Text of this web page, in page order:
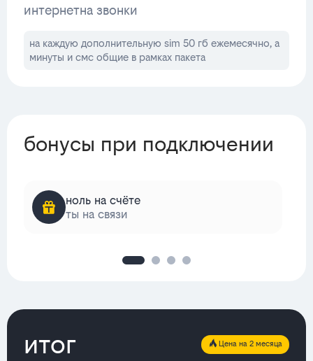
интернетна звонки
на каждую дополнительную sim 50 гб ежемесячно, а
минуты и смс общие в рамках пакета
бонусы при подключении
ноль на счёте
ты на связи
итог Цена на 2 месяца